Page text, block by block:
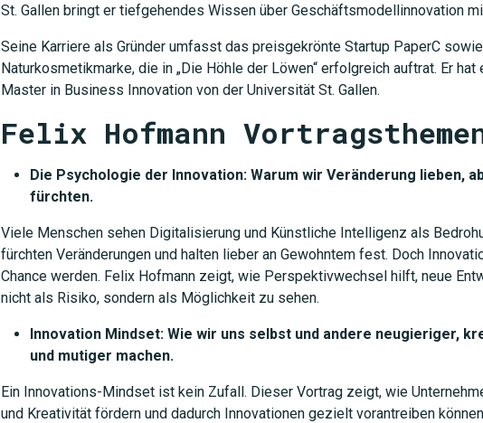
St. Gallen bringt er tiefgehendes Wissen über Geschäftsmodellinnovation
Seine Karriere als Gründer umfasst das preisgekrönte Startup PaperC
Naturkosmetikmarke, die in „Die Höhle der Löwen“ erfolgreich auftrat. Er hat
Master in Business Innovation von der Universität St. Gallen.
Felix Hofmann
Die Psychologie der Innovation: Warum wir Veränderung lieben,
fürchten.
Viele Menschen sehen Digitalisierung und Künstliche Intelligenz als
fürchten Veränderungen und halten lieber an Gewohntem fest. Doch
Chance werden. Felix Hofmann zeigt, wie Perspektivwechsel hilft, neue
nicht als Risiko, sondern als Möglichkeit zu sehen.
Innovation Mindset: Wie wir uns selbst und andere neugieriger,
und mutiger machen.
Ein Innovations-Mindset ist kein Zufall. Dieser Vortrag zeigt, wie
und Kreativität fördern und dadurch Innovationen gezielt vorantreiben